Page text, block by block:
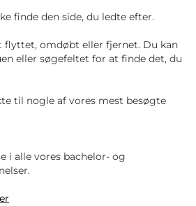
finde den side, du ledte efter.
flyttet, omdøbt eller fjernet. Du kan
eller søgefeltet for at finde det, du
til nogle af vores mest besøgte
i alle vores bachelor- og